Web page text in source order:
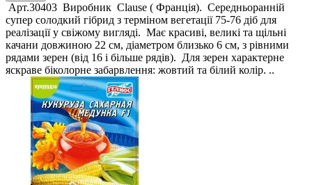
Арт.30403 Виробник Clause ( Франція). Середньоранній
супер солодкий гібрид з терміном вегетації 75-76 діб для
реалізації у свіжому вигляді. Має красиві, великі та щільні
качани довжиною 22 см, діаметром близько 6 см, з рівними
рядами зерен (від 16 і більше рядів). Для зерен характерне
яскраве біколорне забарвлення: жовтий та білий колір. ..